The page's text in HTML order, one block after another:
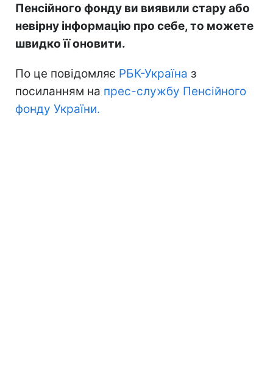
Пенсійного фонду ви виявили стару або
невірну інформацію про себе, то можете
швидко її оновити.
По це повідомляє РБК-Україна з
посиланням на прес-службу Пенсійного
фонду України.